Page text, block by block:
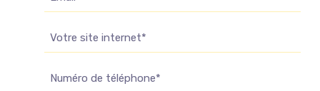
mail
Site
Web
Téléphone